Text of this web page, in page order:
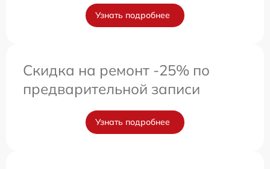
Узнать подробнее
Скидка на ремонт -25% по
предварительной записи
Узнать подробнее